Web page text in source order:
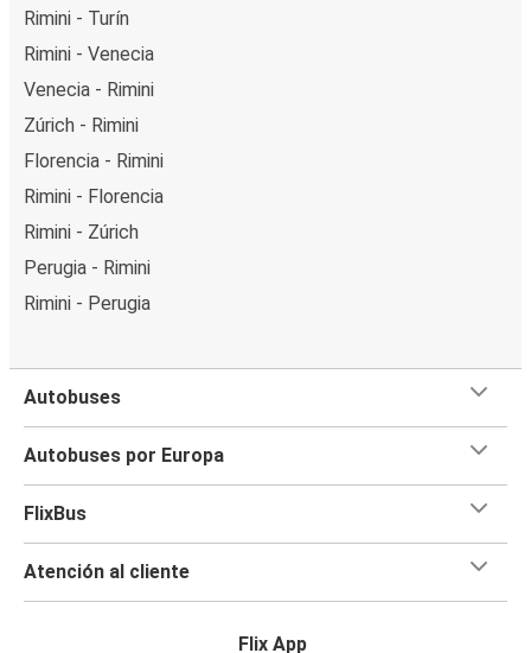
Rimini - Turín
Rimini - Venecia
Venecia - Rimini
Zúrich - Rimini
Florencia - Rimini
Rimini - Florencia
Rimini - Zúrich
Perugia - Rimini
Rimini - Perugia
Autobuses
Autobuses por Europa
FlixBus
Atención al cliente
Flix App